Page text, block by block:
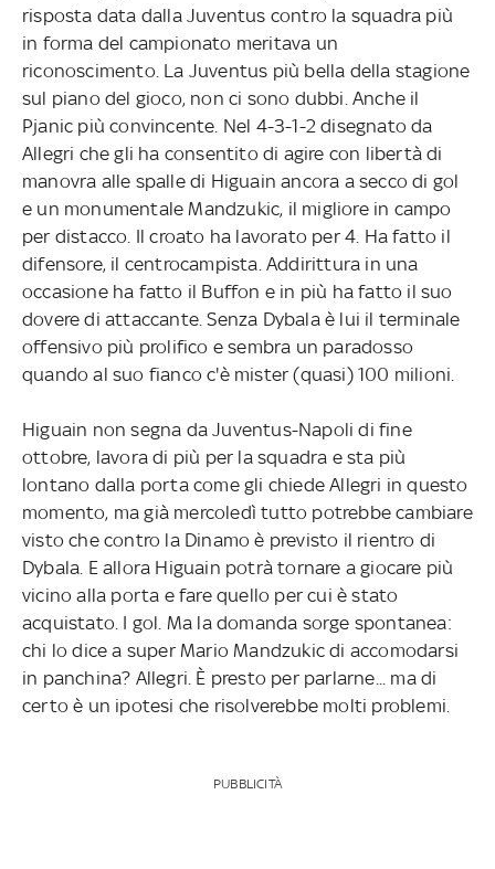
risposta data dalla Juventus contro la squadra più
in forma del campionato meritava un
riconoscimento. La Juventus più bella della stagione
sul piano del gioco, non ci sono dubbi. Anche il
Pjanic più convincente. Nel 4-3-1-2 disegnato da
Allegri che gli ha consentito di agire con libertà di
manovra alle spalle di Higuain ancora a secco di gol
e un monumentale Mandzukic, il migliore in campo
per distacco. Il croato ha lavorato per 4. Ha fatto il
difensore, il centrocampista. Addirittura in una
occasione ha fatto il Buffon e in più ha fatto il suo
dovere di attaccante. Senza Dybala è lui il terminale
offensivo più prolifico e sembra un paradosso
quando al suo fianco c'è mister (quasi) 100 milioni.
Higuain non segna da Juventus-Napoli di fine
ottobre, lavora di più per la squadra e sta più
lontano dalla porta come gli chiede Allegri in questo
momento, ma già mercoledì tutto potrebbe cambiare
visto che contro la Dinamo è previsto il rientro di
Dybala. E allora Higuain potrà tornare a giocare più
vicino alla porta e fare quello per cui è stato
acquistato. I gol. Ma la domanda sorge spontanea:
chi lo dice a super Mario Mandzukic di accomodarsi
in panchina? Allegri. È presto per parlarne... ma di
certo è un ipotesi che risolverebbe molti problemi.
PUBBLICITÀ